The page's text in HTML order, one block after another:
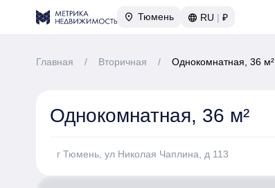
Тюмень RU | ₽
Главная / Вторичная / Однокомнатная, 36 м²
Однокомнатная, 36 м²
г Тюмень, ул Николая Чаплина, д 113